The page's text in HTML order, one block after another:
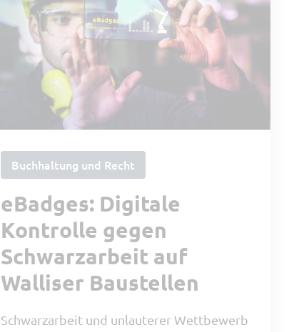
Buchhaltung und Recht
eBadges: Digitale
Kontrolle gegen
Schwarzarbeit auf
Walliser Baustellen
Schwarzarbeit und unlauterer Wettbewerb